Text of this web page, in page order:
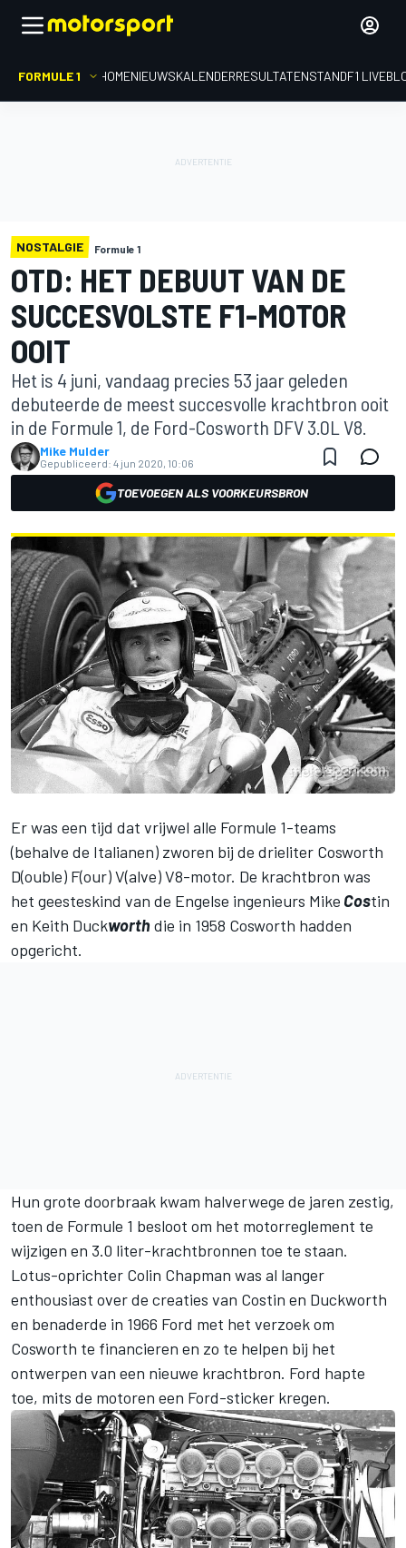
FORMULE 1 HOMENIEUWSKALENDERRESULTATENSTANDF1
NOSTALGIE Formule 1
OTD: HET DEBUUT VAN DE
SUCCESVOLSTE F1-MOTOR
OOIT
Het is 4 juni, vandaag precies 53 jaar geleden
debuteerde de meest succesvolle krachtbron ooit
in de Formule 1, de Ford-Cosworth DFV 3.0L V8.
Mike Mulder
Gepubliceerd: 4 jun 2020, 10:06
TOEVOEGEN ALS VOORKEURSBRON
Er was een tijd dat vrijwel alle Formule 1-teams
(behalve de Italianen) zworen bij de drieliter Cosworth
D(ouble) F(our) V(alve) V8-motor. De krachtbron was
het geesteskind van de Engelse ingenieurs Mike Costin
en Keith Duckworth die in 1958 Cosworth hadden
opgericht.
Hun grote doorbraak kwam halverwege de jaren zestig,
toen de Formule 1 besloot om het motorreglement te
wijzigen en 3.0 liter-krachtbronnen toe te staan.
Lotus-oprichter Colin Chapman was al langer
enthousiast over de creaties van Costin en Duckworth
en benaderde in 1966 Ford met het verzoek om
Cosworth te financieren en zo te helpen bij het
ontwerpen van een nieuwe krachtbron. Ford hapte
toe, mits de motoren een Ford-sticker kregen.